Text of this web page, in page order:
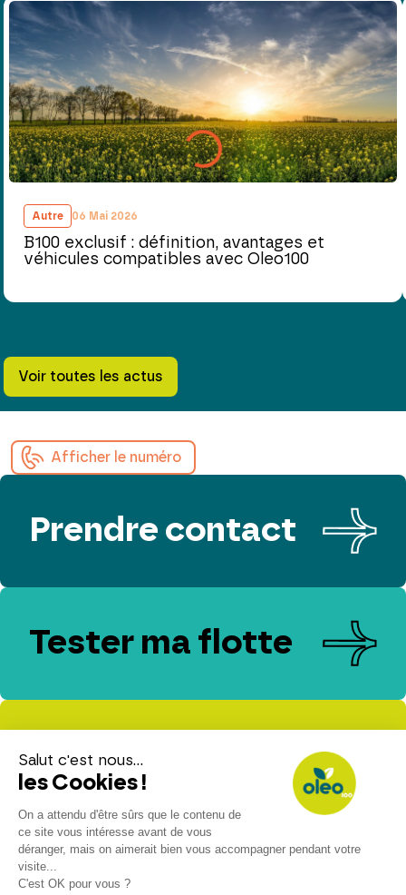
Autre 06 Mai 2026
B100 exclusif : définition, avantages et
véhicules compatibles avec Oleo100
Voir toutes les actus
Afficher le numéro
Prendre contact
Tester ma flotte
Evaluer mes
émissions de CO₂
Espace presse
Espace client
Contact
Nous rejoindre